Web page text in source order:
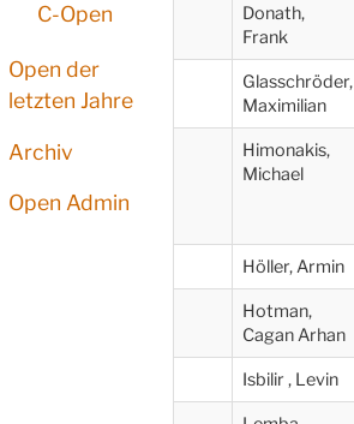
C-Open
Open der
letzten Jahre
Archiv
Open Admin
Donath,
Frank
Glasschröder,
Maximilian
Himonakis,
Michael
Höller, Armin
Hotman,
Cagan Arhan
Isbilir , Levin